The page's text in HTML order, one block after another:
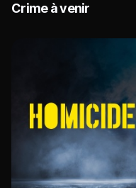
Crime à venir